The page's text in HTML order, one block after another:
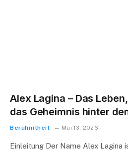
Alex Lagina – Das
das Geheimnis hinter
Berühmtheit Mai 13, 2026
Einleitung Der Name Alex Lagina